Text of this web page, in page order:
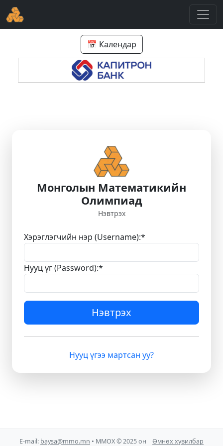
📅 Календар
Монголын Математикийн
Олимпиад
Нэвтрэх
Хэрэглэгчийн нэр (Username):*
Нууц үг (Password):*
Нэвтрэх
Нууц үгээ мартсан уу?
E-mail: baysa@mmo.mn • ММОХ © 2025 он Өмнөх хувилбар